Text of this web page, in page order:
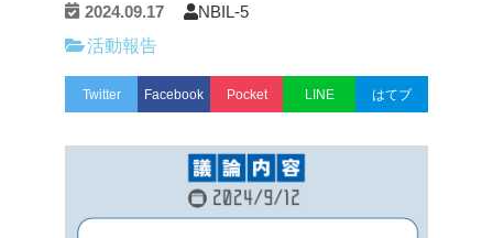
2024.09.17
NBIL-5
活動報告
Twitter Facebook Pocket LINE はてブ